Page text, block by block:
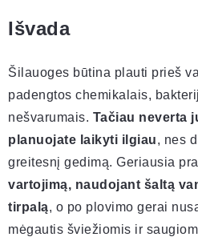
Išvada
Šilauoges būtina plauti prieš
padengtos chemikalais,
nešvarumais. Tačiau neverta
planuojate laikyti ilgiau, nes
greitesnį gedimą. Geriausia
vartojimą, naudojant šaltą
tirpalą, o po plovimo gerai
mėgautis šviežiomis ir